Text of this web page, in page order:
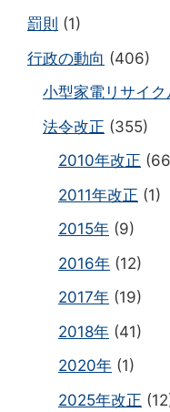
罰則 (1)
行政の動向 (406)
小型家電リサイク
法令改正 (355)
2010年改正
2011年改正 (1)
2015年 (9)
2016年 (12)
2017年 (19)
2018年 (41)
2020年 (1)
2025年改正